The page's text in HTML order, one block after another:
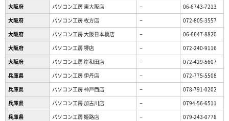
大阪府 パソコン工房 東大阪店 −
06-6743-7213
大阪府
パソコン工房 枚方店 −
072-805-3557
大阪府
パソコン工房 大阪日本橋店 −
06-6647-8820
大阪府
パソコン工房 堺店 −
072-240-9116
大阪府
パソコン工房 岸和田店 −
072-429-5607
兵庫県
パソコン工房 伊丹店 −
072-775-5508
兵庫県
パソコン工房 神戸西店 −
078-791-0202
兵庫県
パソコン工房 加古川店 −
0794-56-6511
兵庫県
パソコン工房 姫路店 −
079-243-0778